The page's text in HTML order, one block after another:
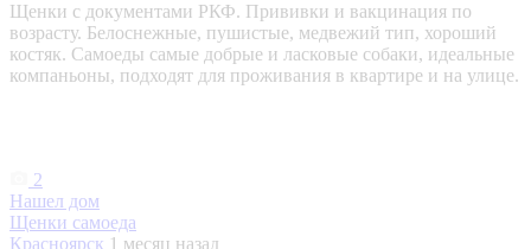
Щенки с документами РКФ. Прививки и вакцинация по
возрасту. Белоснежные, пушистые, медвежий тип, хороший
костяк. Самоеды самые добрые и ласковые собаки, идеальные
компаньоны, подходят для проживания в квартире и на улице.
2
Нашел дом
Щенки самоеда
Красноярск 1 месяц назад